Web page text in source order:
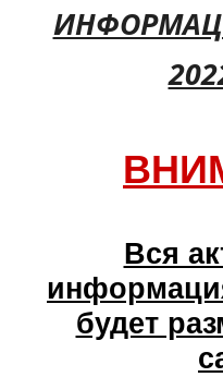
Вся
будет